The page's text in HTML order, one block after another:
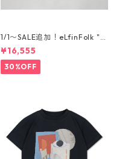
1/1〜SALE追加！eLfinFolk "el
f coat" (milky brown) 110 12
0 130
¥16,555
30%OFF